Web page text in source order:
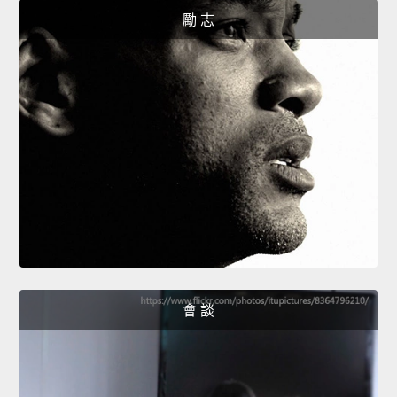
勵 志
會 談